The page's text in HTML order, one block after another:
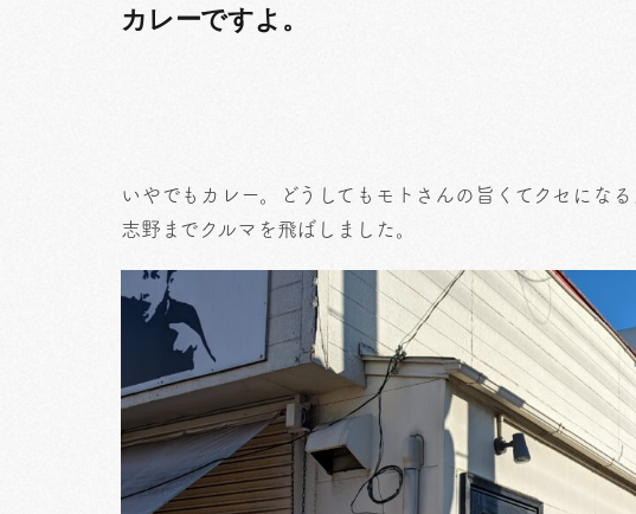
カレーですよ。
いやでもカレー。どうしてもモトさんの旨くてクセにな
志野までクルマを飛ばしました。